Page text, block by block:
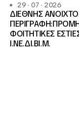
29 · 07 · 2026
ΔΙΕΘΝΗΣ
ΦΟΙΤΗΤΙΚΕΣ
Ι.ΝΕ.ΔΙ.ΒΙ.Μ.